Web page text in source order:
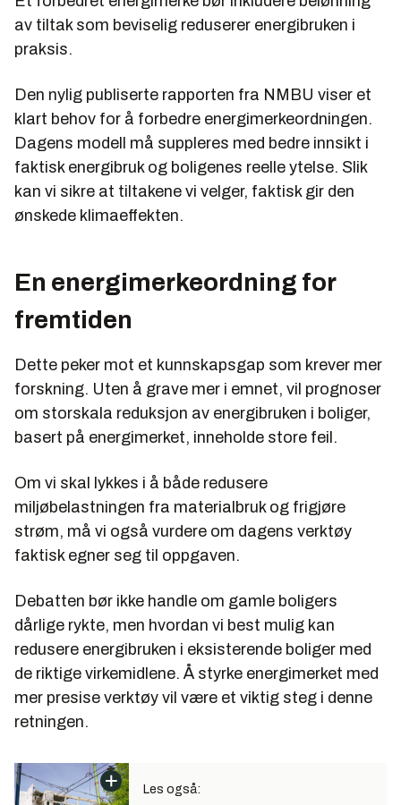
av tiltak som beviselig reduserer energibruken i
praksis.
Den nylig publiserte rapporten fra NMBU viser et
klart behov for å forbedre energimerkeordningen.
Dagens modell må suppleres med bedre innsikt i
faktisk energibruk og boligenes reelle ytelse. Slik
kan vi sikre at tiltakene vi velger, faktisk gir den
ønskede klimaeffekten.
En energimerkeordning for
fremtiden
Dette peker mot et kunnskapsgap som krever mer
forskning. Uten å grave mer i emnet, vil prognoser
om storskala reduksjon av energibruken i boliger,
basert på energimerket, inneholde store feil.
Om vi skal lykkes i å både redusere
miljøbelastningen fra materialbruk og frigjøre
strøm, må vi også vurdere om dagens verktøy
faktisk egner seg til oppgaven.
Debatten bør ikke handle om gamle boligers
dårlige rykte, men hvordan vi best mulig kan
redusere energibruken i eksisterende boliger med
de riktige virkemidlene. Å styrke energimerket med
mer presise verktøy vil være et viktig steg i denne
retningen.
Les også: